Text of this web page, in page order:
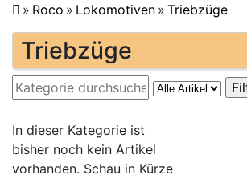
🔍
Roco Lokomotiven Triebzüge
Triebzüge
In dieser Kategorie ist
bisher noch kein Artikel
vorhanden. Schau in Kürze